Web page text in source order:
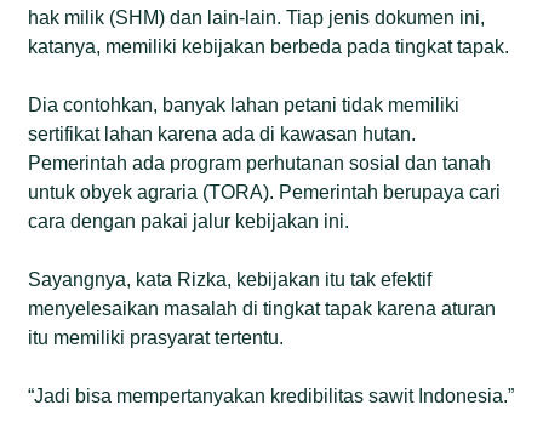
hak milik (SHM) dan lain-lain. Tiap jenis dokumen ini,
katanya, memiliki kebijakan berbeda pada tingkat tapak.
Dia contohkan, banyak lahan petani tidak memiliki
sertifikat lahan karena ada di kawasan hutan.
Pemerintah ada program perhutanan sosial dan tanah
untuk obyek agraria (TORA). Pemerintah berupaya cari
cara dengan pakai jalur kebijakan ini.
Sayangnya, kata Rizka, kebijakan itu tak efektif
menyelesaikan masalah di tingkat tapak karena aturan
itu memiliki prasyarat tertentu.
“Jadi bisa mempertanyakan kredibilitas sawit Indonesia.”